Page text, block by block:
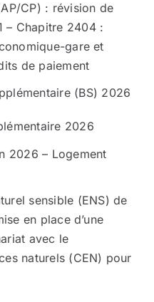
CP) : révision de
– Chapitre 2404 :
gare et
de paiement
(BS) 2026
2026
2026 – Logement
sensible (ENS) de
en place d’une
avec le
naturels (CEN) pour